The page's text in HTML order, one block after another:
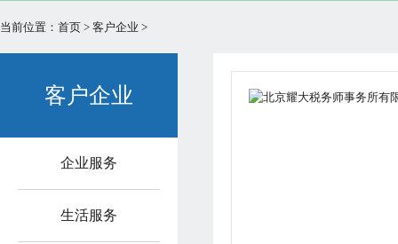
当前位置： 首页 > 客户企业 >
客户企业
企业服务
生活服务